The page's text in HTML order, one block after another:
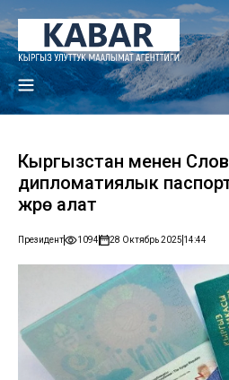
Кыргызстан менен
дипломатиялык
жүрө алат
Президент 1094 28 Октябрь 2025 14:44